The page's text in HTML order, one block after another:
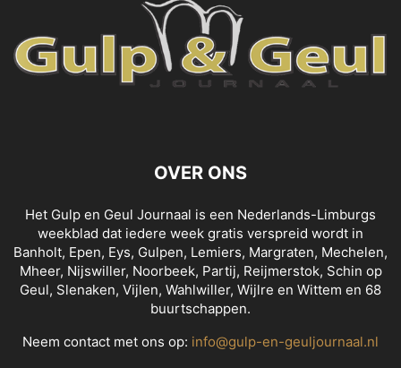
OVER ONS
Het Gulp en Geul Journaal is een Nederlands-Limburgs
weekblad dat iedere week gratis verspreid wordt in
Banholt, Epen, Eys, Gulpen, Lemiers, Margraten, Mechelen,
Mheer, Nijswiller, Noorbeek, Partij, Reijmerstok, Schin op
Geul, Slenaken, Vijlen, Wahlwiller, Wijlre en Wittem en 68
buurtschappen.
Neem contact met ons op: info@gulp-en-geuljournaal.nl